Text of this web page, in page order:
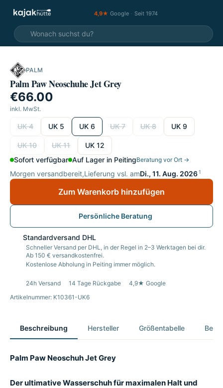
4,9★ Google · Seit 1974
PALM
Palm Paw Neoschuhe Jet Grey
€66.00
inkl. MwSt.
wählen
UK 4 UK 5 UK 6 UK 7 UK 8 UK 9
UK 10 UK 11
UK 12
Sofort verfügbar Auf Lager in PeitingBeratung vor Ort →
Morgen versandbereit,Lieferung vsl. amDi., 11. Aug. 20261
Zum Warenkorb hinzufügen
Persönliche Beratung
Standardversand DHL
Schneller Versand per DHL, in der Regel in 2–3 Werktagen bei dir.
Ab 150 € versandkostenfrei.
Kostenlose Abholung in Peiting immer möglich.
24h Versand 14 Tage Rückgabe
4,9★ Google
Artikelnummer: K10361-UK6
Beschreibung Hersteller Größentabelle
Palm Paw Neoschuh Jet Grey
Der ultimative Wasserschuh für maximalen Halt und